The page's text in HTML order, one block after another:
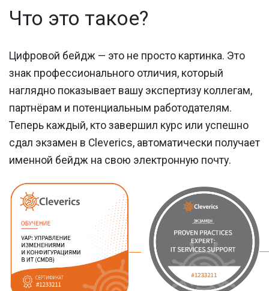
Что это такое?
Цифровой бейдж — это не просто картинка. Это
знак профессионального отличия, который
наглядно показывает вашу экспертизу коллегам,
партнёрам и потенциальным работодателям.
Теперь каждый, кто завершил курс или успешно
сдал экзамен в Cleverics, автоматически получает
именной бейдж на свою электронную почту.